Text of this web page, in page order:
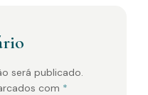
será publicado.
com *